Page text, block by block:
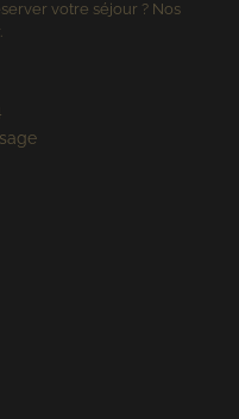
votre séjour ? Nos